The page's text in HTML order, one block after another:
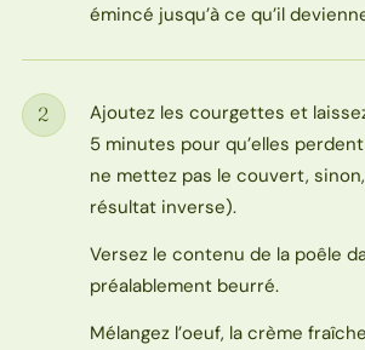
émincé jusqu’à ce qu’il
Étape
2
Ajoutez les courgettes et
5 minutes pour qu’elles
ne mettez pas le couvert,
résultat inverse).
Versez le contenu de la poêle
préalablement beurré.
Mélangez l’oeuf, la crème